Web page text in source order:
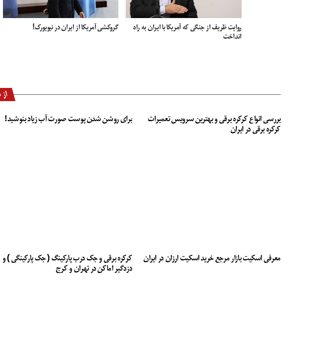
روایت ظریف از جنگی که آمریکا با ایران به راه
انداخت
گروکشی آمریکا از ایران در نیویورک!
بررسی انواع کرکره برقی و بهترین سرویس تعمیرات
کرکره برقی در ایران
برای روشن شدن پوست صورت آب زیاد بنوشید!
معرفی اسکیت بازار مرجع خرید اسکیت ارزان در ایران
کرکره برقی و جک درب پارکینگ ( جک پارکینگی ) و
دزدگیر اماکن در تهران و کرج